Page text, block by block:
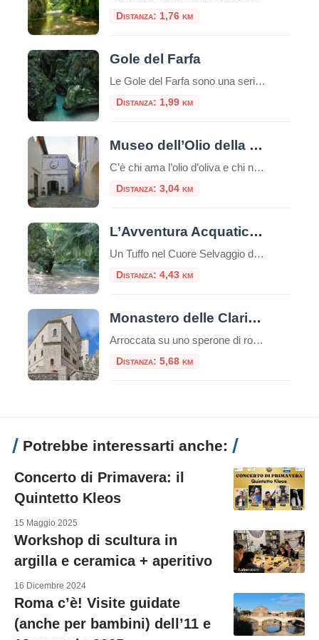
Distanza: 1,76 km
Gole del Farfa
Le Gole del Farfa sono una serie di profonde gole scavate dal fiume Farfa, affluente di sinistra del Tevere, nella regione italiana del Lazio.Questo fiume attraversa una serie di strette e suggestive gole, circondate da pareti rocciose e vegetazione lussureggiante.La zona è nota per la sua bellezza naturale e viene spesso visitata da escursionisti, amanti […]
Distanza: 1,99 km
Museo dell’Olio della Sabina
C’è chi ama l’olio d’oliva e chi non ne può fare a meno. Per tutti loro, c’è un posto speciale in cui andare: il Museo dell’Olio della Sabina. Immaginatevi un luogo antico, in cui gli antichi mestieri vengono ancora praticati con orgoglio. Un luogo dove si può apprendere la storia e la cultura di una […]
Distanza: 3,04 km
L’Avventura Acquatica de “I 30 Guadi sul Farfa”
Un Tuffo nel Cuore Selvaggio della Sabina Un’escursione che è un’immersione totale nella natura, un percorso avventuroso con i piedi costantemente a mollo nelle acque limpide di uno dei fiumi più affascinanti del Lazio. L’itinerario conosciuto come “I 30 Guadi sul Farfa” (o, più propriamente, “dei 30 Guadi”) offre un’esperienza unica e rigenerante, snodandosi da […]
Distanza: 4,43 km
Monastero delle Clarisse Eremite di Santa Maria della Provvidenza
Arroccata su uno sperone di roccia che domina la valle del Tevere, Fara in Sabina è un gioiello medievale della provincia di Rieti. Ma oltre i suoi vicoli pittoreschi e i panorami mozzafiato, il borgo custodisce un luogo dove il tempo sembra essersi fermato, un’isola di profonda spiritualità: il Monastero delle Clarisse Eremite di Santa […]
Distanza: 5,68 km
Potrebbe interessarti anche:
Concerto di Primavera: il
Quintetto Kleos
15 Maggio 2025
Workshop di scultura in
argilla e ceramica + aperitivo
16 Dicembre 2024
Roma c’è! Visite guidate
(anche per bambini) dell’11 e